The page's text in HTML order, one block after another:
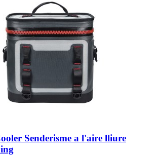
Senderisme a l'aire lliure